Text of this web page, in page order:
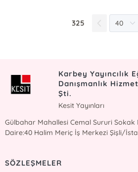
325
Karbey Yayıncılık
Danışmanlık
Şti.
Kesit Yayınları
Gülbahar Mahallesi Cemal Sururi Sokak
Daire:40 Halim Meriç İş Merkezi Şişli/
SÖZLEŞMELER